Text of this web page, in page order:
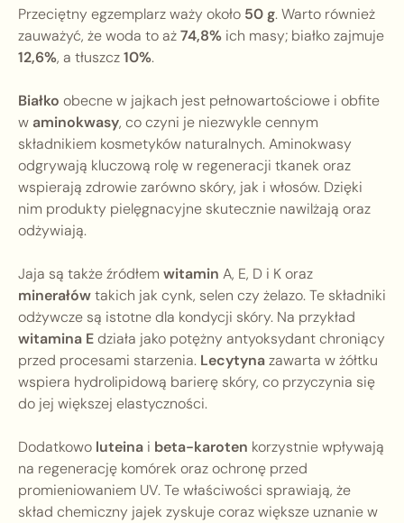
Przeciętny egzemplarz waży około 50 g. Warto również
zauważyć, że woda to aż74,8% ich masy; białko zajmuje
12,6%, a tłuszcz10%.
Białko obecne w jajkach jest pełnowartościowe i obfite
waminokwasy, co czyni je niezwykle cennym
składnikiem kosmetyków naturalnych. Aminokwasy
odgrywają kluczową rolę w regeneracji tkanek oraz
wspierają zdrowie zarówno skóry, jak i włosów. Dzięki
nim produkty pielęgnacyjne skutecznie nawilżają oraz
odżywiają.
Jaja są także źródłem witamin A, E, D i K oraz
minerałówtakich jak cynk, selen czy żelazo. Te składniki
odżywcze są istotne dla kondycji skóry. Na przykład
witamina Edziała jako potężny antyoksydant chroniący
przed procesami starzenia. Lecytynazawarta w żółtku
wspiera hydrolipidową barierę skóry, co przyczynia się
do jej większej elastyczności.
Dodatkowo luteina i beta-karoten korzystnie wpływają
na regenerację komórek oraz ochronę przed
promieniowaniem UV. Te właściwości sprawiają, że
skład chemiczny jajek zyskuje coraz większe uznanie w